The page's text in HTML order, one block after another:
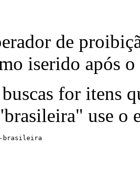
de
iserido após o
buscas for itens
use o
-brasileira